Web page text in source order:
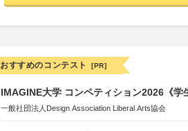
おすすめのコンテスト [PR]
IMAGINE大学 コンペティション2026《学
一般社団法人Design Association Liberal Arts協会